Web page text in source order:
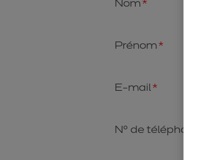
Nom
Prénom
E-mail
N° de téléphone